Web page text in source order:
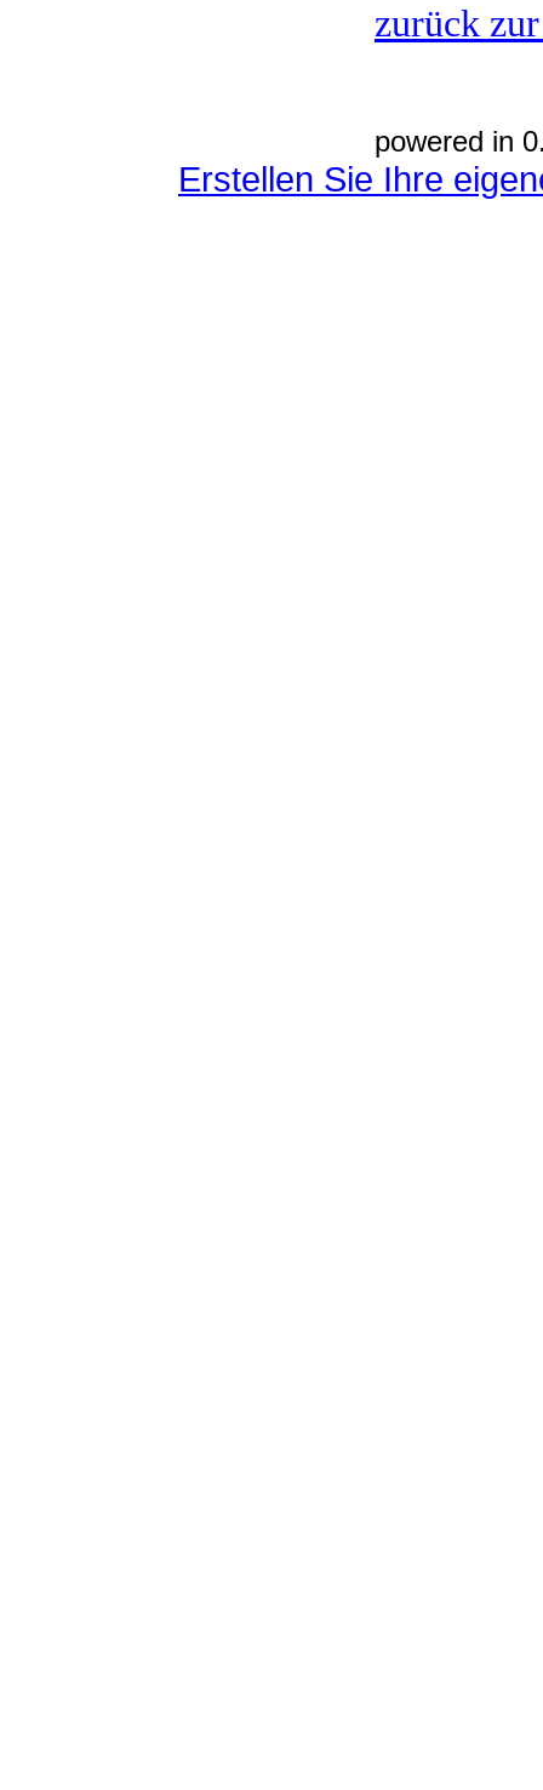
zurück
powered in
Erstellen Sie Ihre